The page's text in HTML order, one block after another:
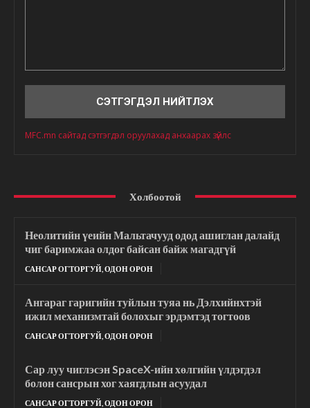
MFC.mn сайтад сэтгэгдэл оруулахад анхаарах зүйлс
Холбоотой
Неолитийн үеийн Мальтачууд одод ашиглан далайд
чиг баримжаа олдог байсан байж магадгүй
САНСАР ОГТОРГУЙ, ОДОН ОРОН
Ангараг гаригийн туйлын туяа нь Дэлхийнхтэй
ижил механизмтай болохыг эрдэмтэд тогтоов
САНСАР ОГТОРГУЙ, ОДОН ОРОН
Сар луу чиглэсэн SpaceX-ийн хөлгийн үлдэгдэл
болон сансрын хог хаягдлын асуудал
САНСАР ОГТОРГУЙ, ОДОН ОРОН